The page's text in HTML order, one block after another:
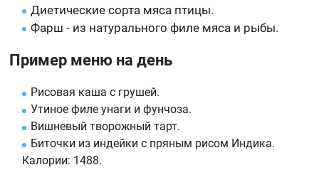
Диетические сорта мяса птицы.
Фарш - из натурального филе мяса и рыбы.
Пример меню на день
Рисовая каша с грушей.
Утиное филе унаги и фунчоза.
Вишневый творожный тарт.
Биточки из индейки с пряным рисом Индика.
Калории: 1488.